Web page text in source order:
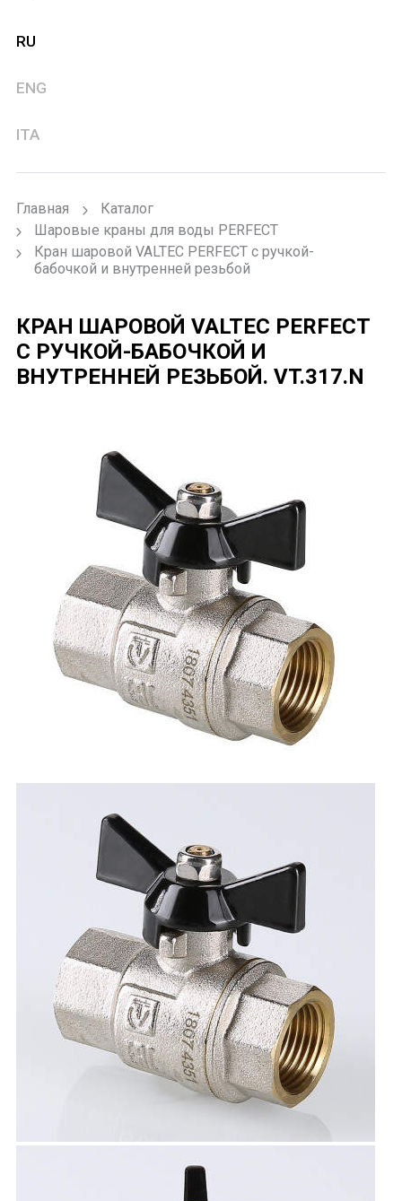
RU
ENG
ITA
Главная
Каталог
Шаровые краны для воды PERFECT
Кран шаровой VALTEC PERFECT с ручкой-
бабочкой и внутренней резьбой
КРАН ШАРОВОЙ VALTEC PERFECT
С РУЧКОЙ-БАБОЧКОЙ И
ВНУТРЕННЕЙ РЕЗЬБОЙ. VT.317.N